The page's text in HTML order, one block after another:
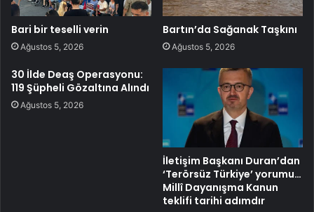
Bari bir teselli verin
Ağustos 5, 2026
Bartın’da Sağanak Taşkını
Ağustos 5, 2026
30 İlde Deaş Operasyonu:
119 Şüpheli Gözaltına Alındı
Ağustos 5, 2026
İletişim Başkanı Duran’dan
‘Terörsüz Türkiye’ yorumu…
Millî Dayanışma Kanun
teklifi tarihi adımdır